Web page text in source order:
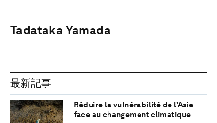
Tadataka Yamada
最新記事
Réduire la vulnérabilité de l’Asie
face au changement climatique